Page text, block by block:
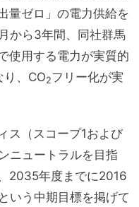
量ゼロ」の電力供給を
から3年間、同社群馬
使用する電力が実質的
り、CO2フリー化が実
ス（スコープ1および
ニュートラルを目指
2035年度までに2016
いう中期目標を掲げて